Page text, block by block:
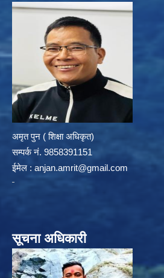
अमृत पुन ( शिक्षा अधिकृत)
सम्पर्क न‌ं. 9858391151
ईमेल : anjan.amrit@gmail.com
सूचना अधिकारी